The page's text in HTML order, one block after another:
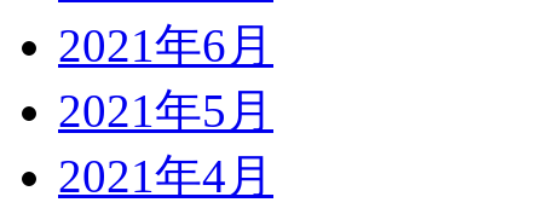
2021年6月
2021年5月
2021年4月